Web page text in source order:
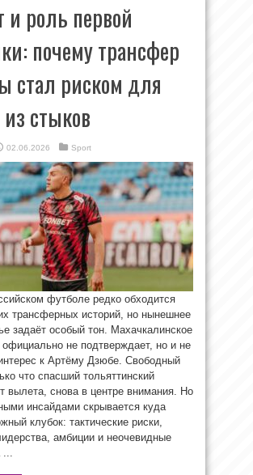
и роль первой
почему трансфер
стал риском для
стыков
02.06.2026 Sport
футболе редко обходится
трансферных историй, но нынешнее
задаёт особый тон. Махачкалинское
не подтверждает, но и не
к Артёму Дзюбе. Свободный
что спасший тольяттинский
вылета, снова в центре внимания. Но
инсайдами скрывается куда
клубок: тактические риски,
амбиции и неочевидные
...